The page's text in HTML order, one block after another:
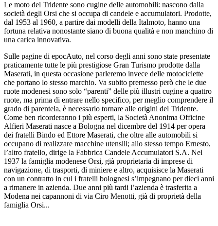
Le moto del Tridente sono cugine delle automobili: nascono dalla
società degli Orsi che si occupa di candele e accumulatori. Prodotte,
dal 1953 al 1960, a partire dai modelli della Italmoto, hanno una
fortuna relativa nonostante siano di buona qualità e non manchino di
una carica innovativa.
Sulle pagine di epocAuto, nel corso degli anni sono state presentate
praticamente tutte le più prestigiose Gran Turismo prodotte dalla
Maserati, in questa occasione parleremo invece delle motociclette
che portano lo stesso marchio. Va subito premesso però che le due
ruote modenesi sono solo “parenti” delle più illustri cugine a quattro
ruote, ma prima di entrare nello specifico, per meglio comprendere il
grado di parentela, è necessario tornare alle origini del Tridente.
Come ben ricorderanno i più esperti, la Società Anonima Officine
Alfieri Maserati nasce a Bologna nel dicembre del 1914 per opera
dei fratelli Bindo ed Ettore Maserati, che oltre alle automobili si
occupano di realizzare macchine utensili; allo stesso tempo Ernesto,
l’altro fratello, dirige la Fabbrica Candele Accumulatori S.A. Nel
1937 la famiglia modenese Orsi, già proprietaria di imprese di
navigazione, di trasporti, di miniere e altro, acquisisce la Maserati
con un contratto in cui i fratelli bolognesi s’impegnano per dieci anni
a rimanere in azienda. Due anni più tardi l’azienda è trasferita a
Modena nei capannoni di via Ciro Menotti, già di proprietà della
famiglia Orsi...